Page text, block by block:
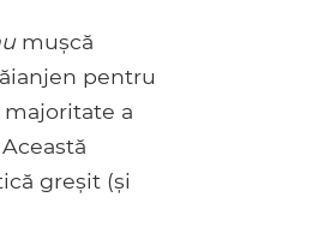
mușcă
pentru
a
greșit (și